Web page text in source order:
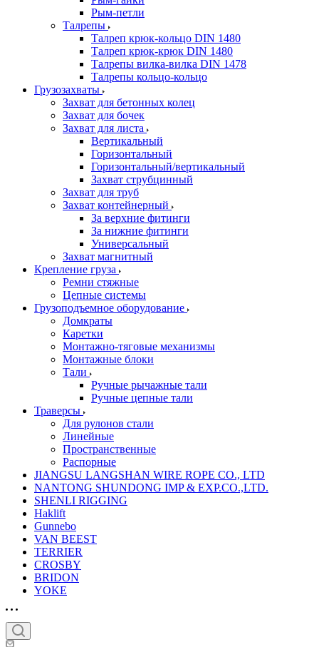
Рым-петли
Талрепы
Талреп крюк-кольцо DIN 1480
Талреп крюк-крюк DIN 1480
Талрепы вилка-вилка DIN 1478
Талрепы кольцо-кольцо
Грузозахваты
Захват для бетонных колец
Захват для бочек
Захват для листа
Вертикальный
Горизонтальный
Горизонтальный/вертикальный
Захват струбцинный
Захват для труб
Захват контейнерный
За верхние фитинги
За нижние фитинги
Универсальный
Захват магнитный
Крепление груза
Ремни стяжные
Цепные системы
Грузоподъемное оборудование
Домкраты
Каретки
Монтажно-тяговые механизмы
Монтажные блоки
Тали
Ручные рычажные тали
Ручные цепные тали
Траверсы
Для рулонов стали
Линейные
Пространственные
Распорные
JIANGSU LANGSHAN WIRE ROPE CO., LTD
NANTONG SHUNDONG IMP & EXP.CO.,LTD.
SHENLI RIGGING
Haklift
Gunnebo
VAN BEEST
TERRIER
CROSBY
BRIDON
YOKE